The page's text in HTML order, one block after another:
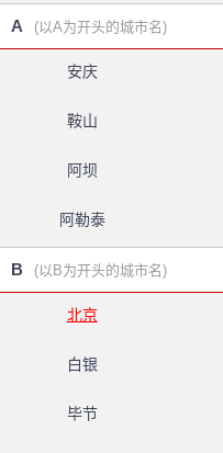
A (以A为开头的城市名)
安庆
鞍山
阿坝
阿勒泰
B (以B为开头的城市名)
北京
白银
毕节